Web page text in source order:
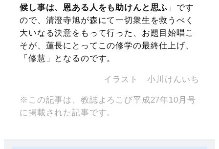
候し事は、恩ある人をも助けんと思ふ 」です
ので、清澄寺旭が森にて一切衆生を救うべく
大いなる決意をもって行った、お題目始唱こ
そが、蓮長にとってこの修学の最終仕上げ、
「修慧」となるのです。
イラスト 小川けんいち
※この記事は、教誌よろこび平成27年10月号
に掲載された記事です。